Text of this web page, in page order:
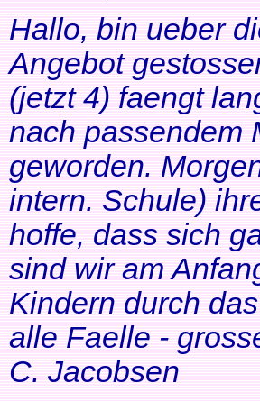
Hallo, bin ueber
Angebot
(jetzt 4) faengt
nach passendem
geworden.
intern. Schule)
hoffe, dass sich
sind wir am
Kindern durch
alle Faelle -
C. Jacobsen